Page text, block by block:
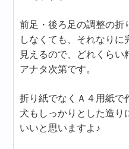
前足・後ろ足の調整の折
しなくても、それなりに
見えるので、どれくらい
アナタ次第です。
折り紙でなくＡ４用紙で
犬もしっかりとした造り
いいと思いますよ♪